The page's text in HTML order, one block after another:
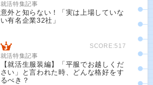
就活特集記事
意外と知らない！「実は上場していな
い有名企業32社」
SCORE:517
就活特集記事
【就活生服装編】「平服でお越しくだ
さい」と言われた時、どんな格好をす
るべき？